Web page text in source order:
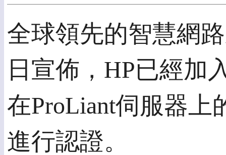
全球領先的智慧網
日宣佈，HP已經加
在ProLiant伺服器上
進行認證。